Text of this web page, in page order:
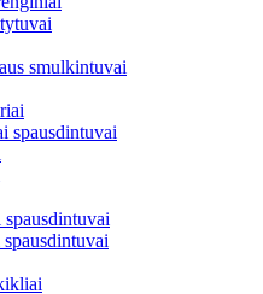
smulkintuvai
spausdintuvai